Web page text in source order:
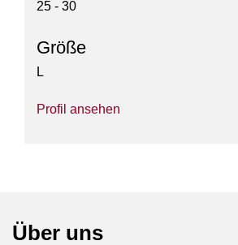
25 - 30
Größe
L
Profil ansehen
Über uns